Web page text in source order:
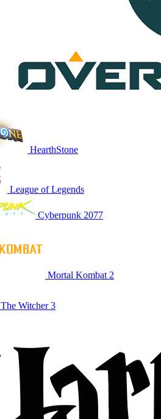
HearthStone
League of Legends
Cyberpunk 2077
Mortal Kombat 2
The Witcher 3